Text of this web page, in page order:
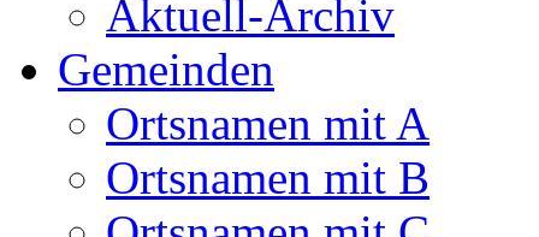
Aktuell-Archiv
Gemeinden
Ortsnamen mit A
Ortsnamen mit B